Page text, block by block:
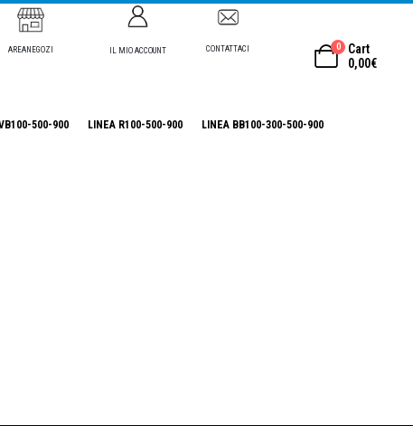
AREANEGOZI IL MIO ACCOUNT CONTATTACI 0
Cart
0,00€
500-900 LINEA R100-500-900 LINEA BB100-300-500-900